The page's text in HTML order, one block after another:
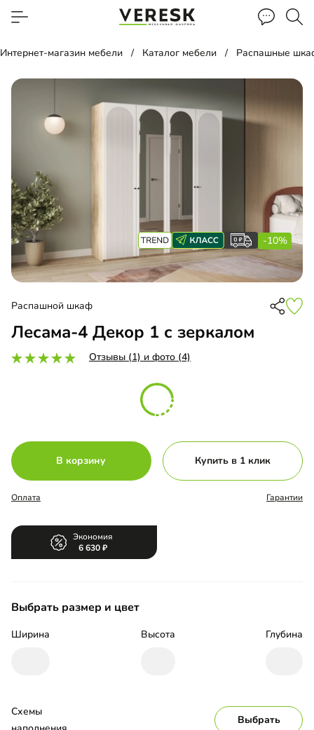
Интернет-магазин мебели Каталог мебели Распашные
-10%
Распашной шкаф
Лесама-4 Декор 1 с зеркалом
Отзывы (1) и фото (4)
В корзину Купить в 1 клик
Оплата Гарантии
Экономия
6 630
Выбрать размер и цвет
Ширина Высота Глубина
Схемы
Выбрать